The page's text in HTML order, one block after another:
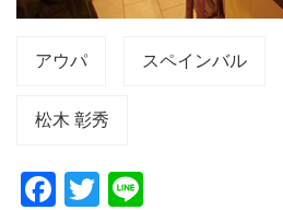
アウパ スペインバル
松木 彰秀
F
T